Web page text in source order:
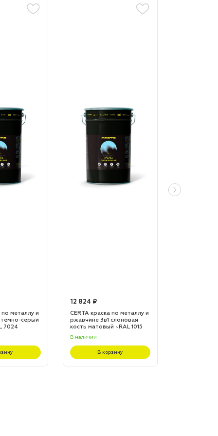
по металлу и
серый
7024
12 824 ₽
CERTA краска по металлу и
ржавчине 3в1 слоновая
кость матовый ~RAL 1015
В наличии
В корзину